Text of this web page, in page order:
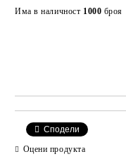
Има в наличност 1000 броя
Сподели
Оцени продукта